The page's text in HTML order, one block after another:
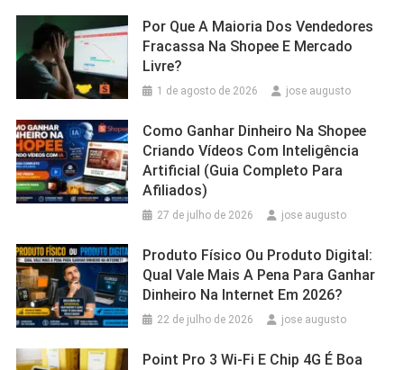
Por Que A Maioria Dos Vendedores
Fracassa Na Shopee E Mercado
Livre?
1 de agosto de 2026 jose augusto
Como Ganhar Dinheiro Na Shopee
Criando Vídeos Com Inteligência
Artificial (Guia Completo Para
Afiliados)
27 de julho de 2026 jose augusto
Produto Físico Ou Produto Digital:
Qual Vale Mais A Pena Para Ganhar
Dinheiro Na Internet Em 2026?
22 de julho de 2026 jose augusto
Point Pro 3 Wi‑Fi E Chip 4G É Boa